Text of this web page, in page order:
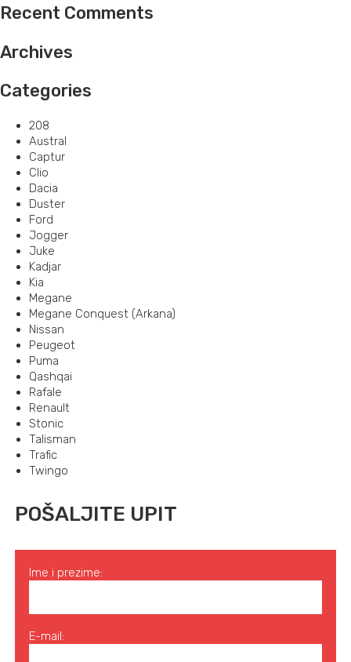
Recent Comments
Archives
Categories
208
Austral
Captur
Clio
Dacia
Duster
Ford
Jogger
Juke
Kadjar
Kia
Megane
Megane Conquest (Arkana)
Nissan
Peugeot
Puma
Qashqai
Rafale
Renault
Stonic
Talisman
Trafic
Twingo
POŠALJITE UPIT
Ime i prezime:
E-mail: